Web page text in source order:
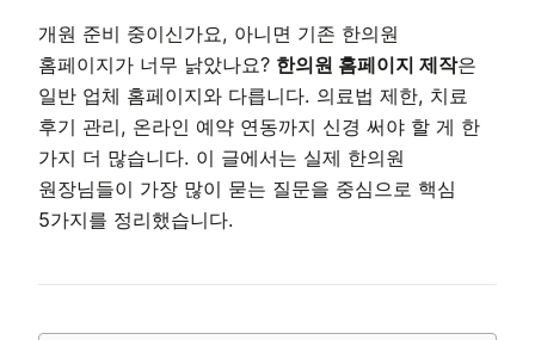
개원 준비 중이신가요, 아니면 기존 한의원
홈페이지가 너무 낡았나요? 한의원 홈페이지 제작은
일반 업체 홈페이지와 다릅니다. 의료법 제한, 치료
후기 관리, 온라인 예약 연동까지 신경 써야 할 게 한
가지 더 많습니다. 이 글에서는 실제 한의원
원장님들이 가장 많이 묻는 질문을 중심으로 핵심
5가지를 정리했습니다.